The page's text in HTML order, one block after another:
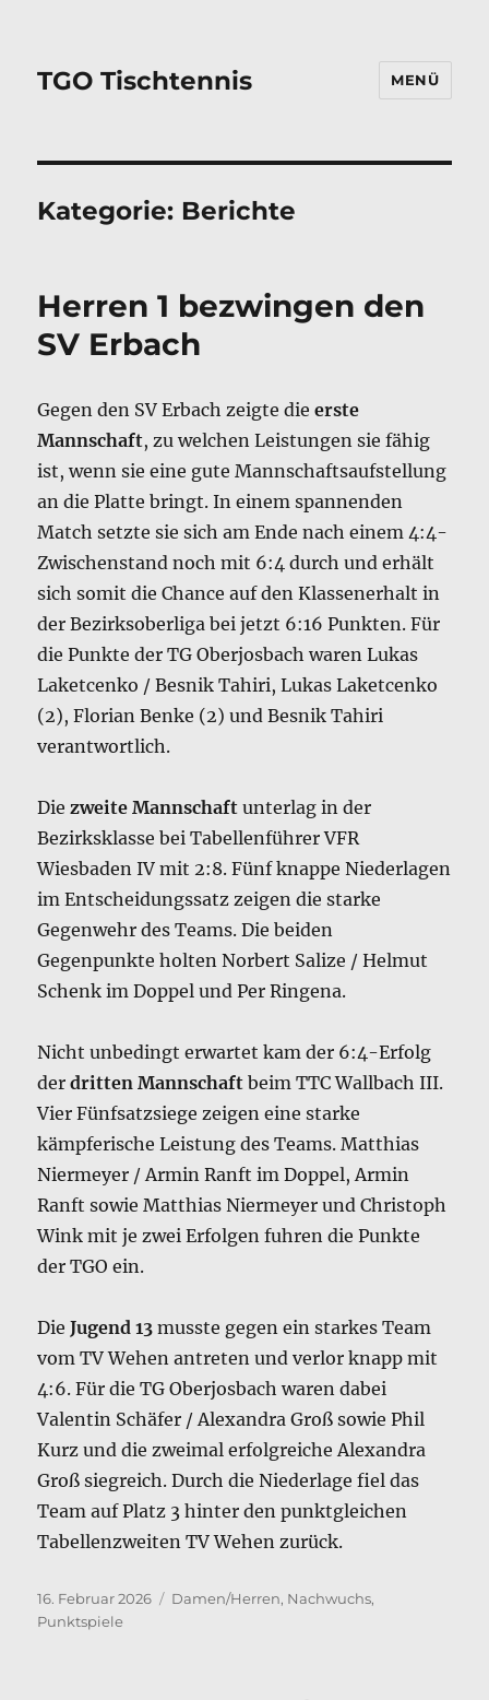
TGO Tischtennis MENÜ
Kategorie: Berichte
Herren 1 bezwingen den
SV Erbach
Gegen den SV Erbach zeigte dieerste
Mannschaft, zu welchen Leistungen sie fähig
ist, wenn sie eine gute Mannschaftsaufstellung
an die Platte bringt. In einem spannenden
Match setzte sie sich am Ende nach einem 4:4-
Zwischenstand noch mit 6:4 durch und erhält
sich somit die Chance auf den Klassenerhalt in
der Bezirksoberliga bei jetzt 6:16 Punkten. Für
die Punkte der TG Oberjosbach waren Lukas
Laketcenko / Besnik Tahiri, Lukas Laketcenko
(2), Florian Benke (2) und Besnik Tahiri
verantwortlich.
Diezweite Mannschaft unterlag in der
Bezirksklasse bei Tabellenführer VFR
Wiesbaden IV mit 2:8. Fünf knappe Niederlagen
im Entscheidungssatz zeigen die starke
Gegenwehr des Teams. Die beiden
Gegenpunkte holten Norbert Salize / Helmut
Schenk im Doppel und Per Ringena.
Nicht unbedingt erwartet kam der 6:4-Erfolg
derdritten Mannschaft beim TTC Wallbach III.
Vier Fünfsatzsiege zeigen eine starke
kämpferische Leistung des Teams. Matthias
Niermeyer / Armin Ranft im Doppel, Armin
Ranft sowie Matthias Niermeyer und Christoph
Wink mit je zwei Erfolgen fuhren die Punkte
der TGO ein.
DieJugend 13 musste gegen ein starkes Team
vom TV Wehen antreten und verlor knapp mit
4:6. Für die TG Oberjosbach waren dabei
Valentin Schäfer / Alexandra Groß sowie Phil
Kurz und die zweimal erfolgreiche Alexandra
Groß siegreich. Durch die Niederlage fiel das
Team auf Platz 3 hinter den punktgleichen
Tabellenzweiten TV Wehen zurück.
Veröffentlicht
am
16. Februar 2026 Kategorien
Damen/Herren, Nachwuchs,
Punktspiele